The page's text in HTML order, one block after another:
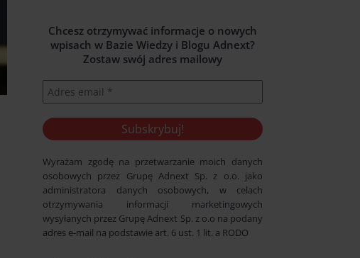
Chcesz otrzymywać informacje o nowych
wpisach w Bazie Wiedzy i Blogu Adnext?
Zostaw swój adres mailowy
Wyrażam zgodę na przetwarzanie moich danych
osobowych przez Grupę Adnext Sp. z o.o. jako
administratora danych osobowych, w celach
otrzymywania informacji marketingowych
wysyłanych przez Grupę Adnext Sp. z o.o na podany
adres e-mail na podstawie art. 6 ust. 1 lit. a RODO